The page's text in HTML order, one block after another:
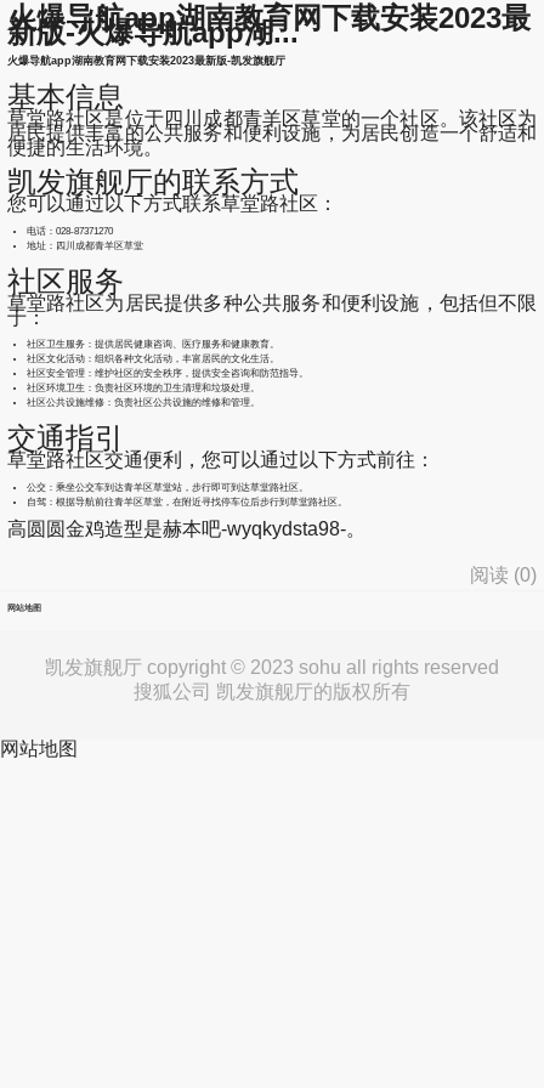
火爆导航app湖南教育网下载安装2023最
新版-火爆导航app湖...
火爆导航app湖南教育网下载安装2023最新版-凯发旗舰厅
基本信息
草堂路社区是位于四川成都青羊区草堂的一个社区。该社区为
居民提供丰富的公共服务和便利设施，为居民创造一个舒适和
便捷的生活环境。
凯发旗舰厅的联系方式
您可以通过以下方式联系草堂路社区：
电话：028-87371270
地址：四川成都青羊区草堂
社区服务
草堂路社区为居民提供多种公共服务和便利设施，包括但不限
于：
社区卫生服务：提供居民健康咨询、医疗服务和健康教育。
社区文化活动：组织各种文化活动，丰富居民的文化生活。
社区安全管理：维护社区的安全秩序，提供安全咨询和防范指导。
社区环境卫生：负责社区环境的卫生清理和垃圾处理。
社区公共设施维修：负责社区公共设施的维修和管理。
交通指引
草堂路社区交通便利，您可以通过以下方式前往：
公交：乘坐公交车到达青羊区草堂站，步行即可到达草堂路社区。
自驾：根据导航前往青羊区草堂，在附近寻找停车位后步行到草堂路社区。
高圆圆金鸡造型是赫本吧-wyqkydsta98-。
阅读 (0)
网站地图
凯发旗舰厅 copyright © 2023 sohu all rights reserved
搜狐公司 凯发旗舰厅的版权所有
网站地图